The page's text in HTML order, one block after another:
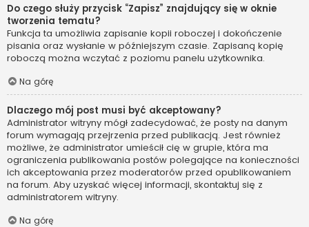
Do czego służy przycisk “Zapisz” znajdujący się w oknie
tworzenia tematu?
Funkcja ta umożliwia zapisanie kopii roboczej i dokończenie
pisania oraz wysłanie w późniejszym czasie. Zapisaną kopię
roboczą można wczytać z poziomu panelu użytkownika.
Na górę
Dlaczego mój post musi być akceptowany?
Administrator witryny mógł zadecydować, że posty na danym
forum wymagają przejrzenia przed publikacją. Jest również
możliwe, że administrator umieścił cię w grupie, która ma
ograniczenia publikowania postów polegające na konieczności
ich akceptowania przez moderatorów przed opublikowaniem
na forum. Aby uzyskać więcej informacji, skontaktuj się z
administratorem witryny.
Na górę